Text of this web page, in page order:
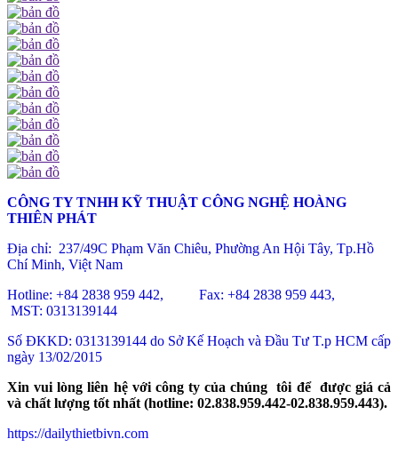
CÔNG TY TNHH KỸ THUẬT CÔNG NGHỆ HOÀNG
THIÊN PHÁT
Địa chỉ: 237/49C Phạm Văn Chiêu, Phường An Hội Tây, Tp.Hồ
Chí Minh, Việt Nam
Hotline: +84 2838 959 442, Fax: +84 2838 959 443,
MST: 0313139144
Số ĐKKD: 0313139144 do Sở Kế Hoạch và Đầu Tư T.p HCM cấp
ngày 13/02/2015
Xin vui lòng liên hệ với công ty của chúng tôi để được giá cả
và chất lượng tốt nhất (hotline: 02.838.959.442-02.838.959.443).
https://dailythietbivn.com